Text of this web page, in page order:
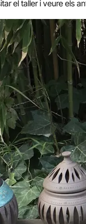
el taller i veure els